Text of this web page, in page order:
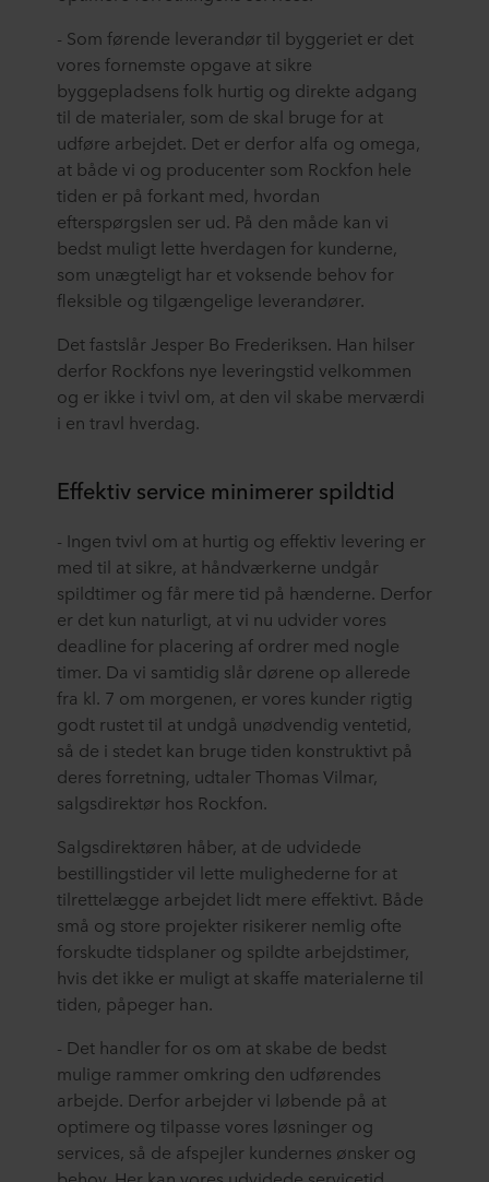
- Som førende leverandør til byggeriet er det
vores fornemste opgave at sikre
byggepladsens folk hurtig og direkte adgang
til de materialer, som de skal bruge for at
udføre arbejdet. Det er derfor alfa og omega,
at både vi og producenter som Rockfon hele
tiden er på forkant med, hvordan
efterspørgslen ser ud. På den måde kan vi
bedst muligt lette hverdagen for kunderne,
som unægteligt har et voksende behov for
fleksible og tilgængelige leverandører.
Det fastslår Jesper Bo Frederiksen. Han hilser
derfor Rockfons nye leveringstid velkommen
og er ikke i tvivl om, at den vil skabe merværdi
i en travl hverdag.
Effektiv service minimerer spildtid
- Ingen tvivl om at hurtig og effektiv levering er
med til at sikre, at håndværkerne undgår
spildtimer og får mere tid på hænderne. Derfor
er det kun naturligt, at vi nu udvider vores
deadline for placering af ordrer med nogle
timer. Da vi samtidig slår dørene op allerede
fra kl. 7 om morgenen, er vores kunder rigtig
godt rustet til at undgå unødvendig ventetid,
så de i stedet kan bruge tiden konstruktivt på
deres forretning, udtaler Thomas Vilmar,
salgsdirektør hos Rockfon.
Salgsdirektøren håber, at de udvidede
bestillingstider vil lette mulighederne for at
tilrettelægge arbejdet lidt mere effektivt. Både
små og store projekter risikerer nemlig ofte
forskudte tidsplaner og spildte arbejdstimer,
hvis det ikke er muligt at skaffe materialerne til
tiden, påpeger han.
- Det handler for os om at skabe de bedst
mulige rammer omkring den udførendes
arbejde. Derfor arbejder vi løbende på at
optimere og tilpasse vores løsninger og
services, så de afspejler kundernes ønsker og